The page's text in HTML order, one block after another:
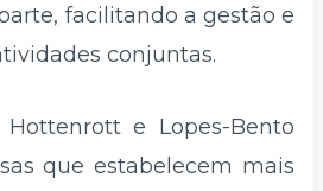
facilitando a gestão e
conjuntas.
e Lopes-Bento
que estabelecem mais